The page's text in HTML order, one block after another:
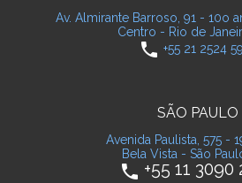
Av. Almirante Barroso, 91 - 10o
Centro - Rio de
phone +55 21 2524
SÃO PAULO
Avenida Paulista, 575 -
Bela Vista - São
phone +55 11 3090